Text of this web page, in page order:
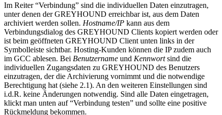
Im Reiter “Verbindung” sind die individuellen Daten einzutragen,
unter denen der GREYHOUND erreichbar ist, aus dem Daten
archiviert werden sollen. Hostname/IP kann aus dem
Verbindungsdialog des GREYHOUND Clients kopiert werden oder
ist beim geöffneten GREYHOUND Client unten links in der
Symbolleiste sichtbar. Hosting-Kunden können die IP zudem auch
im GCC ablesen. Bei Benutzername und Kennwortsind die
individuellen Zugangsdaten zu GREYHOUND des Benutzers
einzutragen, der die Archivierung vornimmt und die notwendige
Berechtigung hat (siehe 2.1). An den weiteren Einstellungen sind
i.d.R. keine Änderungen notwendig. Sind alle Daten eingetragen,
klickt man unten auf “Verbindung testen” und sollte eine positive
Rückmeldung bekommen.